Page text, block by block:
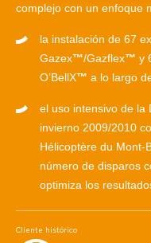
complejo con un enfoque
la instalación de 67
Gazex™/Gazflex™ y
O’BellX™ a lo largo
el uso intensivo de la
invierno 2009/2010
Hélicoptère du Mont-
número de disparos
optimiza los
Cliente histórico